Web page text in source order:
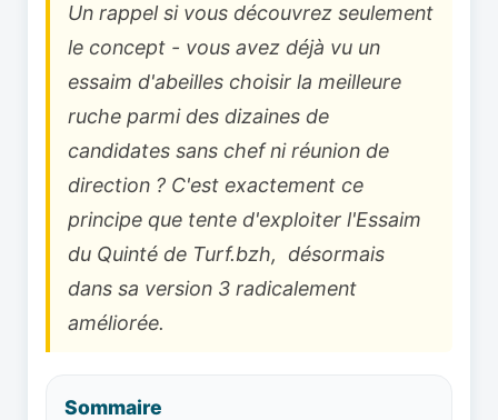
Un rappel si vous découvrez seulement
le concept - vous avez déjà vu un
essaim d'abeilles choisir la meilleure
ruche parmi des dizaines de
candidates sans chef ni réunion de
direction ? C'est exactement ce
principe que tente d'exploiter l'Essaim
du Quinté de Turf.bzh, désormais
dans sa version 3 radicalement
améliorée.
Sommaire